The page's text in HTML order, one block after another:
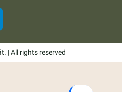
| All rights reserved